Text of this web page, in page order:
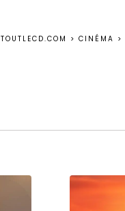
TOUTLECD.COM > CINÉMA >